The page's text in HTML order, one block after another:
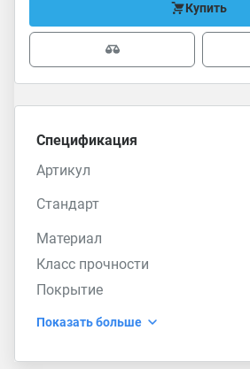
Купить
Спецификация
Артикул
Стандарт
Материал
Класс прочности
Покрытие
Показать больше